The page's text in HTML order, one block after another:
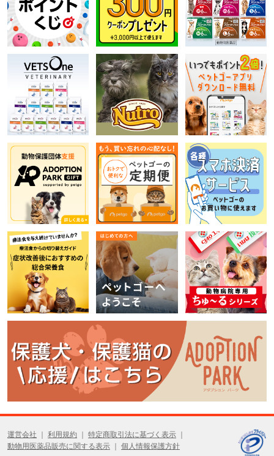
運営会社 利用規約
特定商取引法に基づく表示
動物用医薬品販売に関する表示
個人情報保護方針